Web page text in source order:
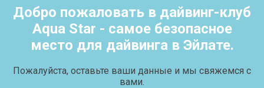
Добро пожаловать в дайвинг-клуб
Aqua Star - самое безопасное
место для дайвинга в Эйлате.
Пожалуйста, оставьте ваши данные и мы свяжемся с
вами.